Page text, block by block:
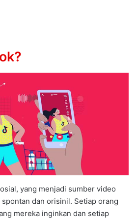
yang menjadi sumber video
dan orisinil. Setiap orang
mereka inginkan dan setiap